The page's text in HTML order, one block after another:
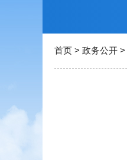
首页 > 政务公开 >